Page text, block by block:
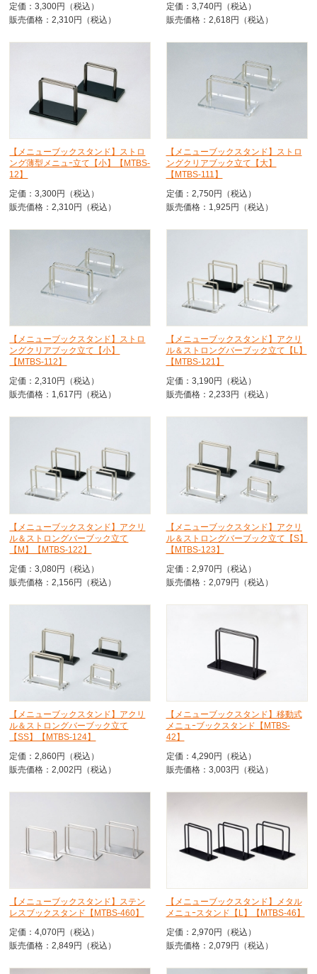
定価：3,300円（税込）
販売価格：2,310円（税込）
定価：3,740円（税込）
販売価格：2,618円（税込）
【メニューブックスタンド】ストロ
ング薄型メニュｰ立て【小】【MTBS-
12】
定価：3,300円（税込）
販売価格：2,310円（税込）
【メニューブックスタンド】ストロ
ングクリアブック立て【大】
【MTBS-111】
定価：2,750円（税込）
販売価格：1,925円（税込）
【メニューブックスタンド】ストロ
ングクリアブック立て【小】
【MTBS-112】
定価：2,310円（税込）
販売価格：1,617円（税込）
【メニューブックスタンド】アクリ
ル＆ストロングバーブック立て【L】
【MTBS-121】
定価：3,190円（税込）
販売価格：2,233円（税込）
【メニューブックスタンド】アクリ
ル＆ストロングバーブック立て
【M】【MTBS-122】
定価：3,080円（税込）
販売価格：2,156円（税込）
【メニューブックスタンド】アクリ
ル＆ストロングバーブック立て【S】
【MTBS-123】
定価：2,970円（税込）
販売価格：2,079円（税込）
【メニューブックスタンド】アクリ
ル＆ストロングバーブック立て
【SS】【MTBS-124】
定価：2,860円（税込）
販売価格：2,002円（税込）
【メニューブックスタンド】移動式
メニュｰブックスタンド【MTBS-
42】
定価：4,290円（税込）
販売価格：3,003円（税込）
【メニューブックスタンド】ステン
レスブックスタンド【MTBS-460】
定価：4,070円（税込）
販売価格：2,849円（税込）
【メニューブックスタンド】メタル
メニュｰスタンド【L】【MTBS-46】
定価：2,970円（税込）
販売価格：2,079円（税込）